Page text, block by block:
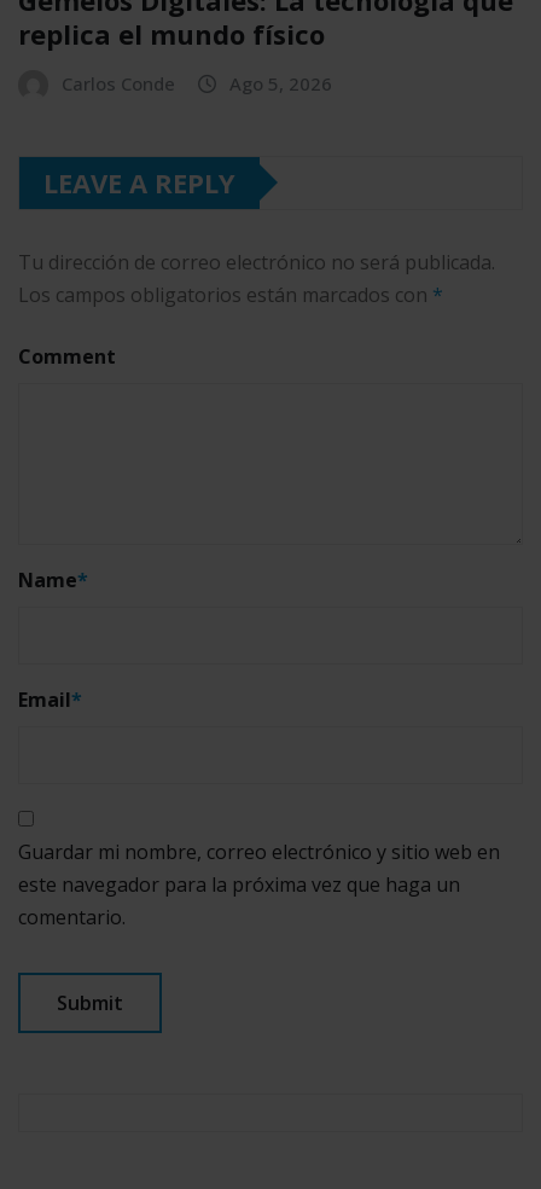
replica el mundo físico
Carlos Conde Ago 5, 2026
LEAVE A REPLY
Tu dirección de correo electrónico no será publicada.
Los campos obligatorios están marcados con *
Comment
Name*
Email*
Guardar mi nombre, correo electrónico y sitio web en
este navegador para la próxima vez que haga un
comentario.